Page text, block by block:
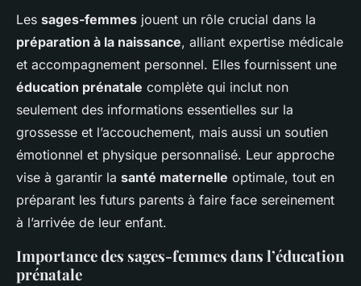
Les sages-femmes jouent un rôle crucial dans la
préparation à la naissance, alliant expertise médicale
et accompagnement personnel. Elles fournissent une
éducation prénatale complète qui inclut non
seulement des informations essentielles sur la
grossesse et l’accouchement, mais aussi un soutien
émotionnel et physique personnalisé. Leur approche
vise à garantir la santé maternelle optimale, tout en
préparant les futurs parents à faire face sereinement
à l’arrivée de leur enfant.
Importance des sages-femmes dans l’éducation
prénatale